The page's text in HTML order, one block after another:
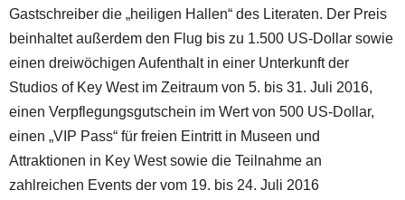
Gastschreiber die „heiligen Hallen“ des Literaten. Der Preis
beinhaltet außerdem den Flug bis zu 1.500 US-Dollar sowie
einen dreiwöchigen Aufenthalt in einer Unterkunft der
Studios of Key West im Zeitraum von 5. bis 31. Juli 2016,
einen Verpflegungsgutschein im Wert von 500 US-Dollar,
einen „VIP Pass“ für freien Eintritt in Museen und
Attraktionen in Key West sowie die Teilnahme an
zahlreichen Events der vom 19. bis 24. Juli 2016